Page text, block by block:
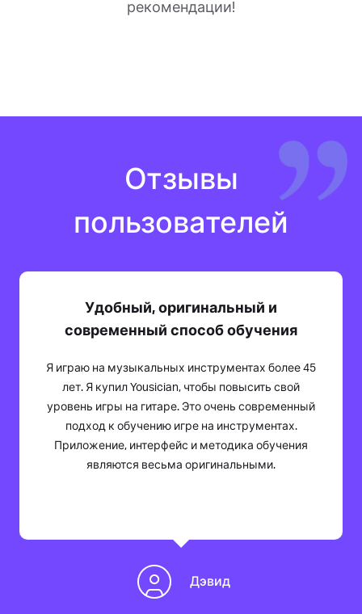
рекомендации!
Отзывы
пользователей
Удобный, оригинальный и
современный способ обучения
Я играю на музыкальных инструментах более 45
лет. Я купил Yousician, чтобы повысить свой
уровень игры на гитаре. Это очень современный
подход к обучению игре на инструментах.
Приложение, интерфейс и методика обучения
являются весьма оригинальными.
Дэвид